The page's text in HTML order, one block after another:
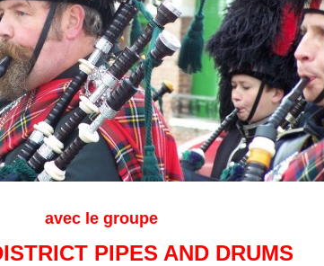
avec le groupe
PIPES AND DRUMS